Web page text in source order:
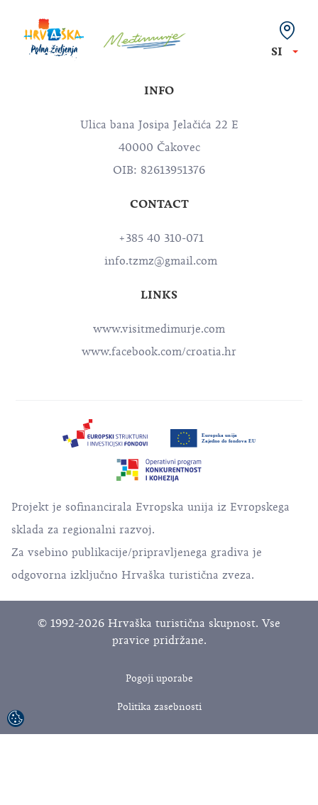
SI
INFO
Ulica bana Josipa Jelačića 22 E
40000 Čakovec
OIB: 82613951376
CONTACT
+385 40 310-071
info.tzmz@gmail.com
LINKS
www.visitmedimurje.com
www.facebook.com/croatia.hr
Projekt je sofinancirala Evropska unija iz Evropskega
sklada za regionalni razvoj.
Za vsebino publikacije/pripravljenega gradiva je
odgovorna izključno Hrvaška turistična zveza.
© 1992-2026 Hrvaška turistična skupnost. Vse
pravice pridržane.
Pogoji uporabe
Politika zasebnosti